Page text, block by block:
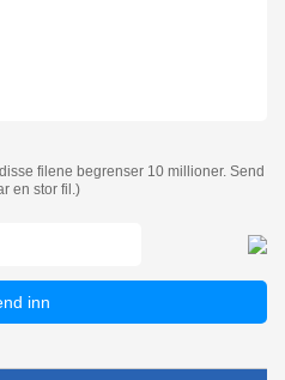
filene begrenser 10 millioner. Send
en stor fil.)